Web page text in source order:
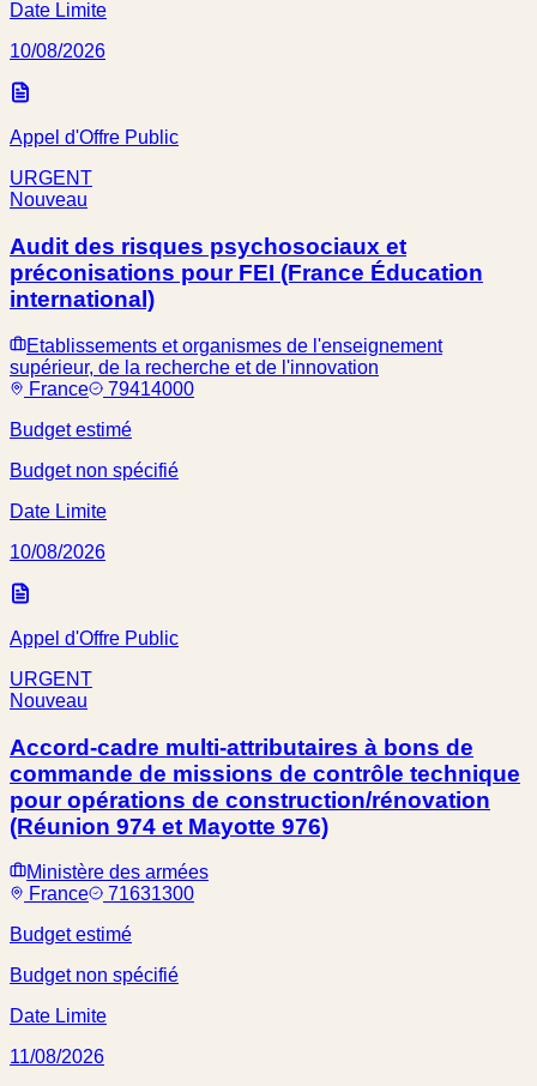
Date Limite
10/08/2026
Appel d'Offre Public
URGENT
Nouveau
Audit des risques psychosociaux et
préconisations pour FEI (France Éducation
international)
Etablissements et organismes de l'enseignement
supérieur, de la recherche et de l'innovation
France
79414000
Budget estimé
Budget non spécifié
Date Limite
10/08/2026
Appel d'Offre Public
URGENT
Nouveau
Accord-cadre multi-attributaires à bons de
commande de missions de contrôle technique
pour opérations de construction/rénovation
(Réunion 974 et Mayotte 976)
Ministère des armées
France
71631300
Budget estimé
Budget non spécifié
Date Limite
11/08/2026